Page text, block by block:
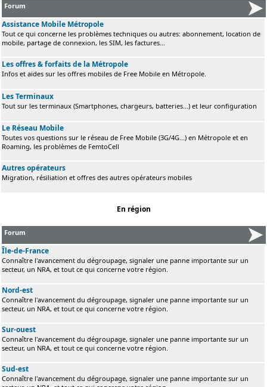
Forum
Assistance Mobile Métropole
Tout ce qui concerne les problèmes techniques ou autres: abonnement, location de
mobile, partage de connexion, les SIM, les factures...
Les offres & forfaits de la Métropole
Infos et aides sur les offres mobiles de Free Mobile en Métropole.
Les Terminaux
Tout sur les terminaux (Smartphones, chargeurs, batteries...) et leur configuration
Le Réseau Mobile
Toutes vos questions sur le réseau de Free Mobile (3G/4G...) en Métropole et en
Roaming, les problèmes de FemtoCell
Autres opérateurs
Migration, résiliation et offres des autres opérateurs mobiles
En région
Forum
Île-de-France
Connaître l'avancement du dégroupage, signaler une panne importante sur un
secteur, un NRA, et tout ce qui concerne votre région.
Nord-est
Connaître l'avancement du dégroupage, signaler une panne importante sur un
secteur, un NRA, et tout ce qui concerne votre région.
Sur-ouest
Connaître l'avancement du dégroupage, signaler une panne importante sur un
secteur, un NRA, et tout ce qui concerne votre région.
Sud-est
Connaître l'avancement du dégroupage, signaler une panne importante sur un